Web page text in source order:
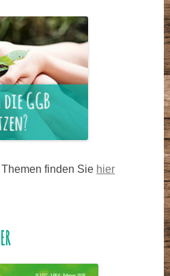
finden Sie hier